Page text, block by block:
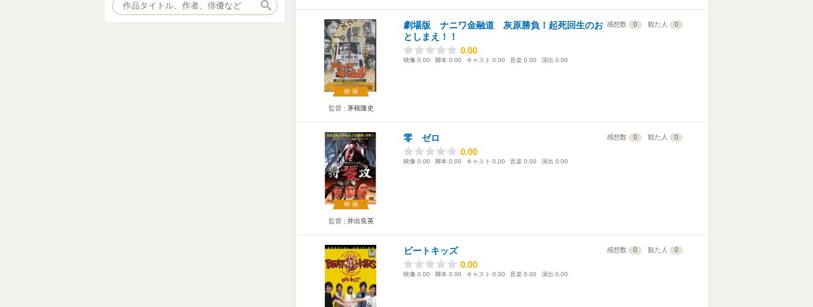
映画
監督 茅根隆史
劇場版 ナニワ金融道 灰原勝負！起死回生のお
としまえ！！
感想数 0 観た人 0
0.00
0.00
映像 0.00 脚本 0.00 キャスト 0.00 音楽 0.00 演出 0.00
映画
監督 井出良英
零 ゼロ 感想数 0 観た人 0
0.00
0.00
映像 0.00 脚本 0.00 キャスト 0.00 音楽 0.00 演出 0.00
ビートキッズ 感想数 0 観た人 0
0.00
0.00
映像 0.00 脚本 0.00 キャスト 0.00 音楽 0.00 演出 0.00